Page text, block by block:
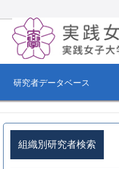
研究者データベース
組織別研究者検索